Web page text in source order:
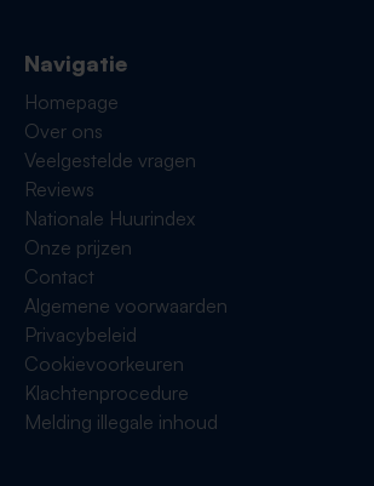
Navigatie
Homepage
Over ons
Veelgestelde vragen
Reviews
Nationale Huurindex
Onze prijzen
Contact
Algemene voorwaarden
Privacybeleid
Cookievoorkeuren
Klachtenprocedure
Melding illegale inhoud